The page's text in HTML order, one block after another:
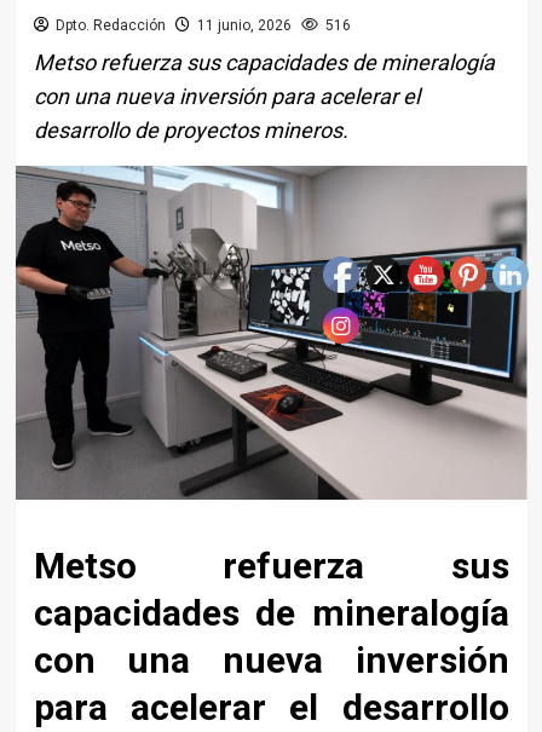
Dpto. Redacción 11 junio, 2026 516
Metso refuerza sus capacidades de mineralogía
con una nueva inversión para acelerar el
desarrollo de proyectos mineros.
Metso refuerza sus
capacidades de mineralogía
con una nueva inversión
para acelerar el desarrollo